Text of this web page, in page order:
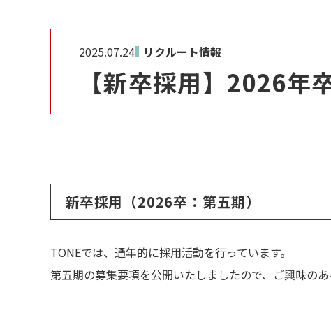
2025.07.24 リクルート情報
【新卒採用】2026年
新卒採用（2026卒：第五期）
TONEでは、通年的に採用活動を行っています。
第五期の募集要項を公開いたしましたので、ご興味のあ